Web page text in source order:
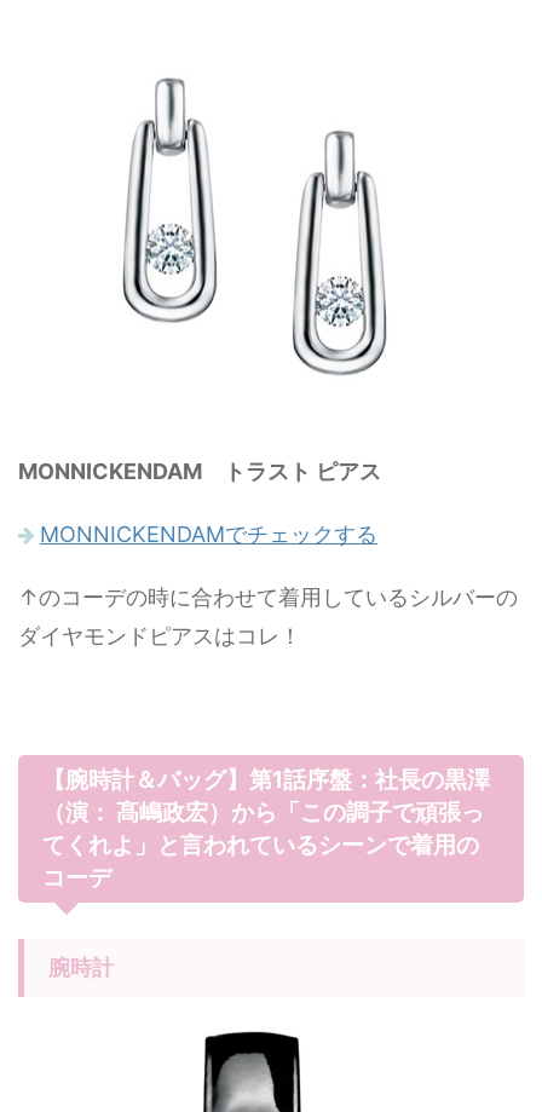
MONNICKENDAM トラスト ピアス
MONNICKENDAMでチェックする
↑のコーデの時に合わせて着用しているシルバーの
ダイヤモンドピアスはコレ！
【腕時計＆バッグ】第1話序盤：社長の黒澤
（演： 髙嶋政宏）から「この調子で頑張っ
てくれよ」と言われているシーンで着用の
コーデ
腕時計